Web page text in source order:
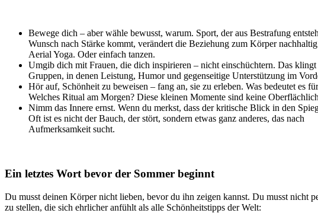
Bewege dich – aber wähle bewusst, warum. Sport, der aus Bestrafung
Wunsch nach Stärke kommt, verändert die Beziehung zum Körper
Aerial Yoga. Oder einfach tanzen.
Umgib dich mit Frauen, die dich inspirieren – nicht einschüchtern. Das
Gruppen, in denen Leistung, Humor und gegenseitige Unterstützung im
Hör auf, Schönheit zu beweisen – fang an, sie zu erleben. Was bedeutet es
Welches Ritual am Morgen? Diese kleinen Momente sind keine
Nimm das Innere ernst. Wenn du merkst, dass der kritische Blick in den
Oft ist es nicht der Bauch, der stört, sondern etwas ganz anderes, das nach
Aufmerksamkeit sucht.
Ein letztes Wort bevor der Sommer beginnt
Du musst deinen Körper nicht lieben, bevor du ihn zeigen kannst. Du musst nicht
zu stellen, die sich ehrlicher anfühlt als alle Schönheitstipps der Welt: